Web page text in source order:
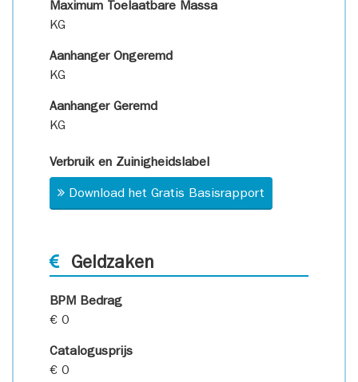
Maximum Toelaatbare Massa
KG
Aanhanger Ongeremd
KG
Aanhanger Geremd
KG
Verbruik en Zuinigheidslabel
Download het Gratis Basisrapport
Geldzaken
BPM Bedrag
€ 0
Catalogusprijs
€ 0